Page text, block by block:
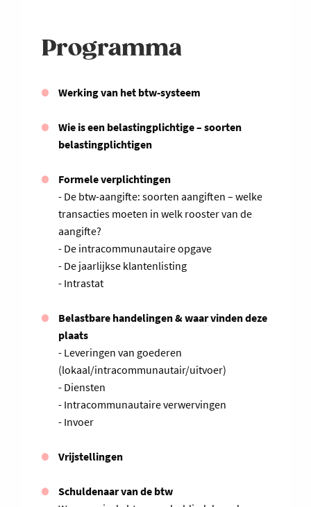
Programma
Werking van het btw-systeem
Wie is een belastingplichtige – soorten
belastingplichtigen
Formele verplichtingen
- De btw-aangifte: soorten aangiften – welke
transacties moeten in welk rooster van de
aangifte?
- De intracommunautaire opgave
- De jaarlijkse klantenlisting
- Intrastat
Belastbare handelingen & waar vinden deze
plaats
- Leveringen van goederen
(lokaal/intracommunautair/uitvoer)
- Diensten
- Intracommunautaire verwervingen
- Invoer
Vrijstellingen
Schuldenaar van de btw